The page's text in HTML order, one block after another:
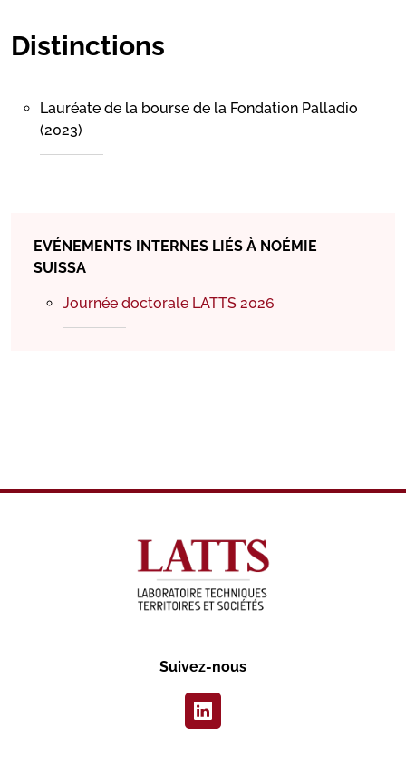
Distinctions
Lauréate de la bourse de la Fondation Palladio
(2023)
EVÉNEMENTS INTERNES LIÉS À NOÉMIE
SUISSA
Journée doctorale LATTS 2026
Suivez-nous